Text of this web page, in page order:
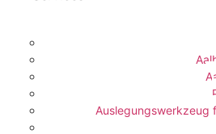
Auslegungswerkzeug